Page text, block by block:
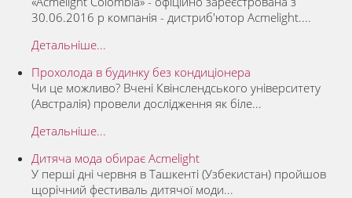
30.06.2016 р компанія - дистриб'ютор Acmelight....
Детальніше...
Прохолода в будинку без кондиціонера
Чи це можливо? Вчені Квінслендського університету
(Австралія) провели дослідження як біле...
Детальніше...
Дитяча мода обирає Acmelight
У перші дні червня в Ташкенті (Узбекистан) пройшов
щорічний фестиваль дитячої моди...